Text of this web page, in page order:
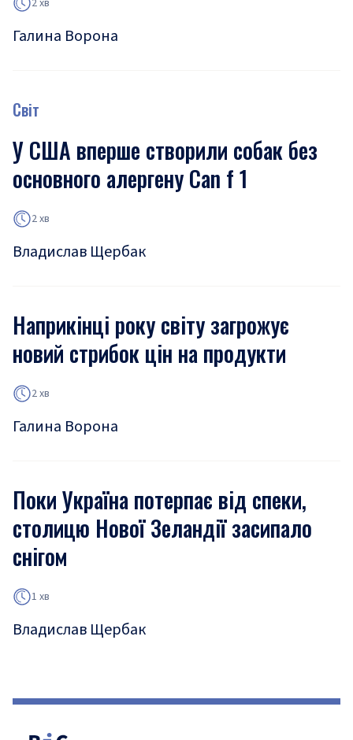
Галина Ворона
Світ
У США вперше створили собак без
основного алергену Can f 1
2 хв
Владислав Щербак
Наприкінці року світу загрожує
новий стрибок цін на продукти
2 хв
Галина Ворона
Поки Україна потерпає від спеки,
столицю Нової Зеландії засипало
снігом
1 хв
Владислав Щербак